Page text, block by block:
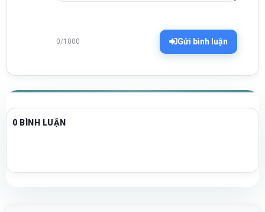
0/1000 Gửi bình luận
0 BÌNH LUẬN